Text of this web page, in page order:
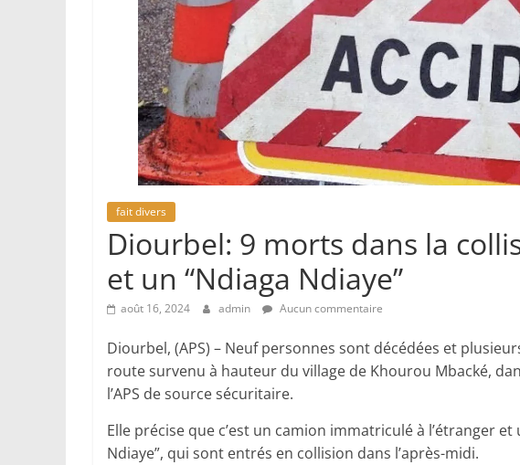
fait divers
Diourbel: 9 morts dans la
et un “Ndiaga Ndiaye”
août 16, 2024 admin Aucun commentaire
Diourbel, (APS) – Neuf personnes sont décédées et
route survenu à hauteur du village de Khourou Mbacké,
l’APS de source sécuritaire.
Elle précise que c’est un camion immatriculé à l’étranger
Ndiaye”, qui sont entrés en collision dans l’après-midi.